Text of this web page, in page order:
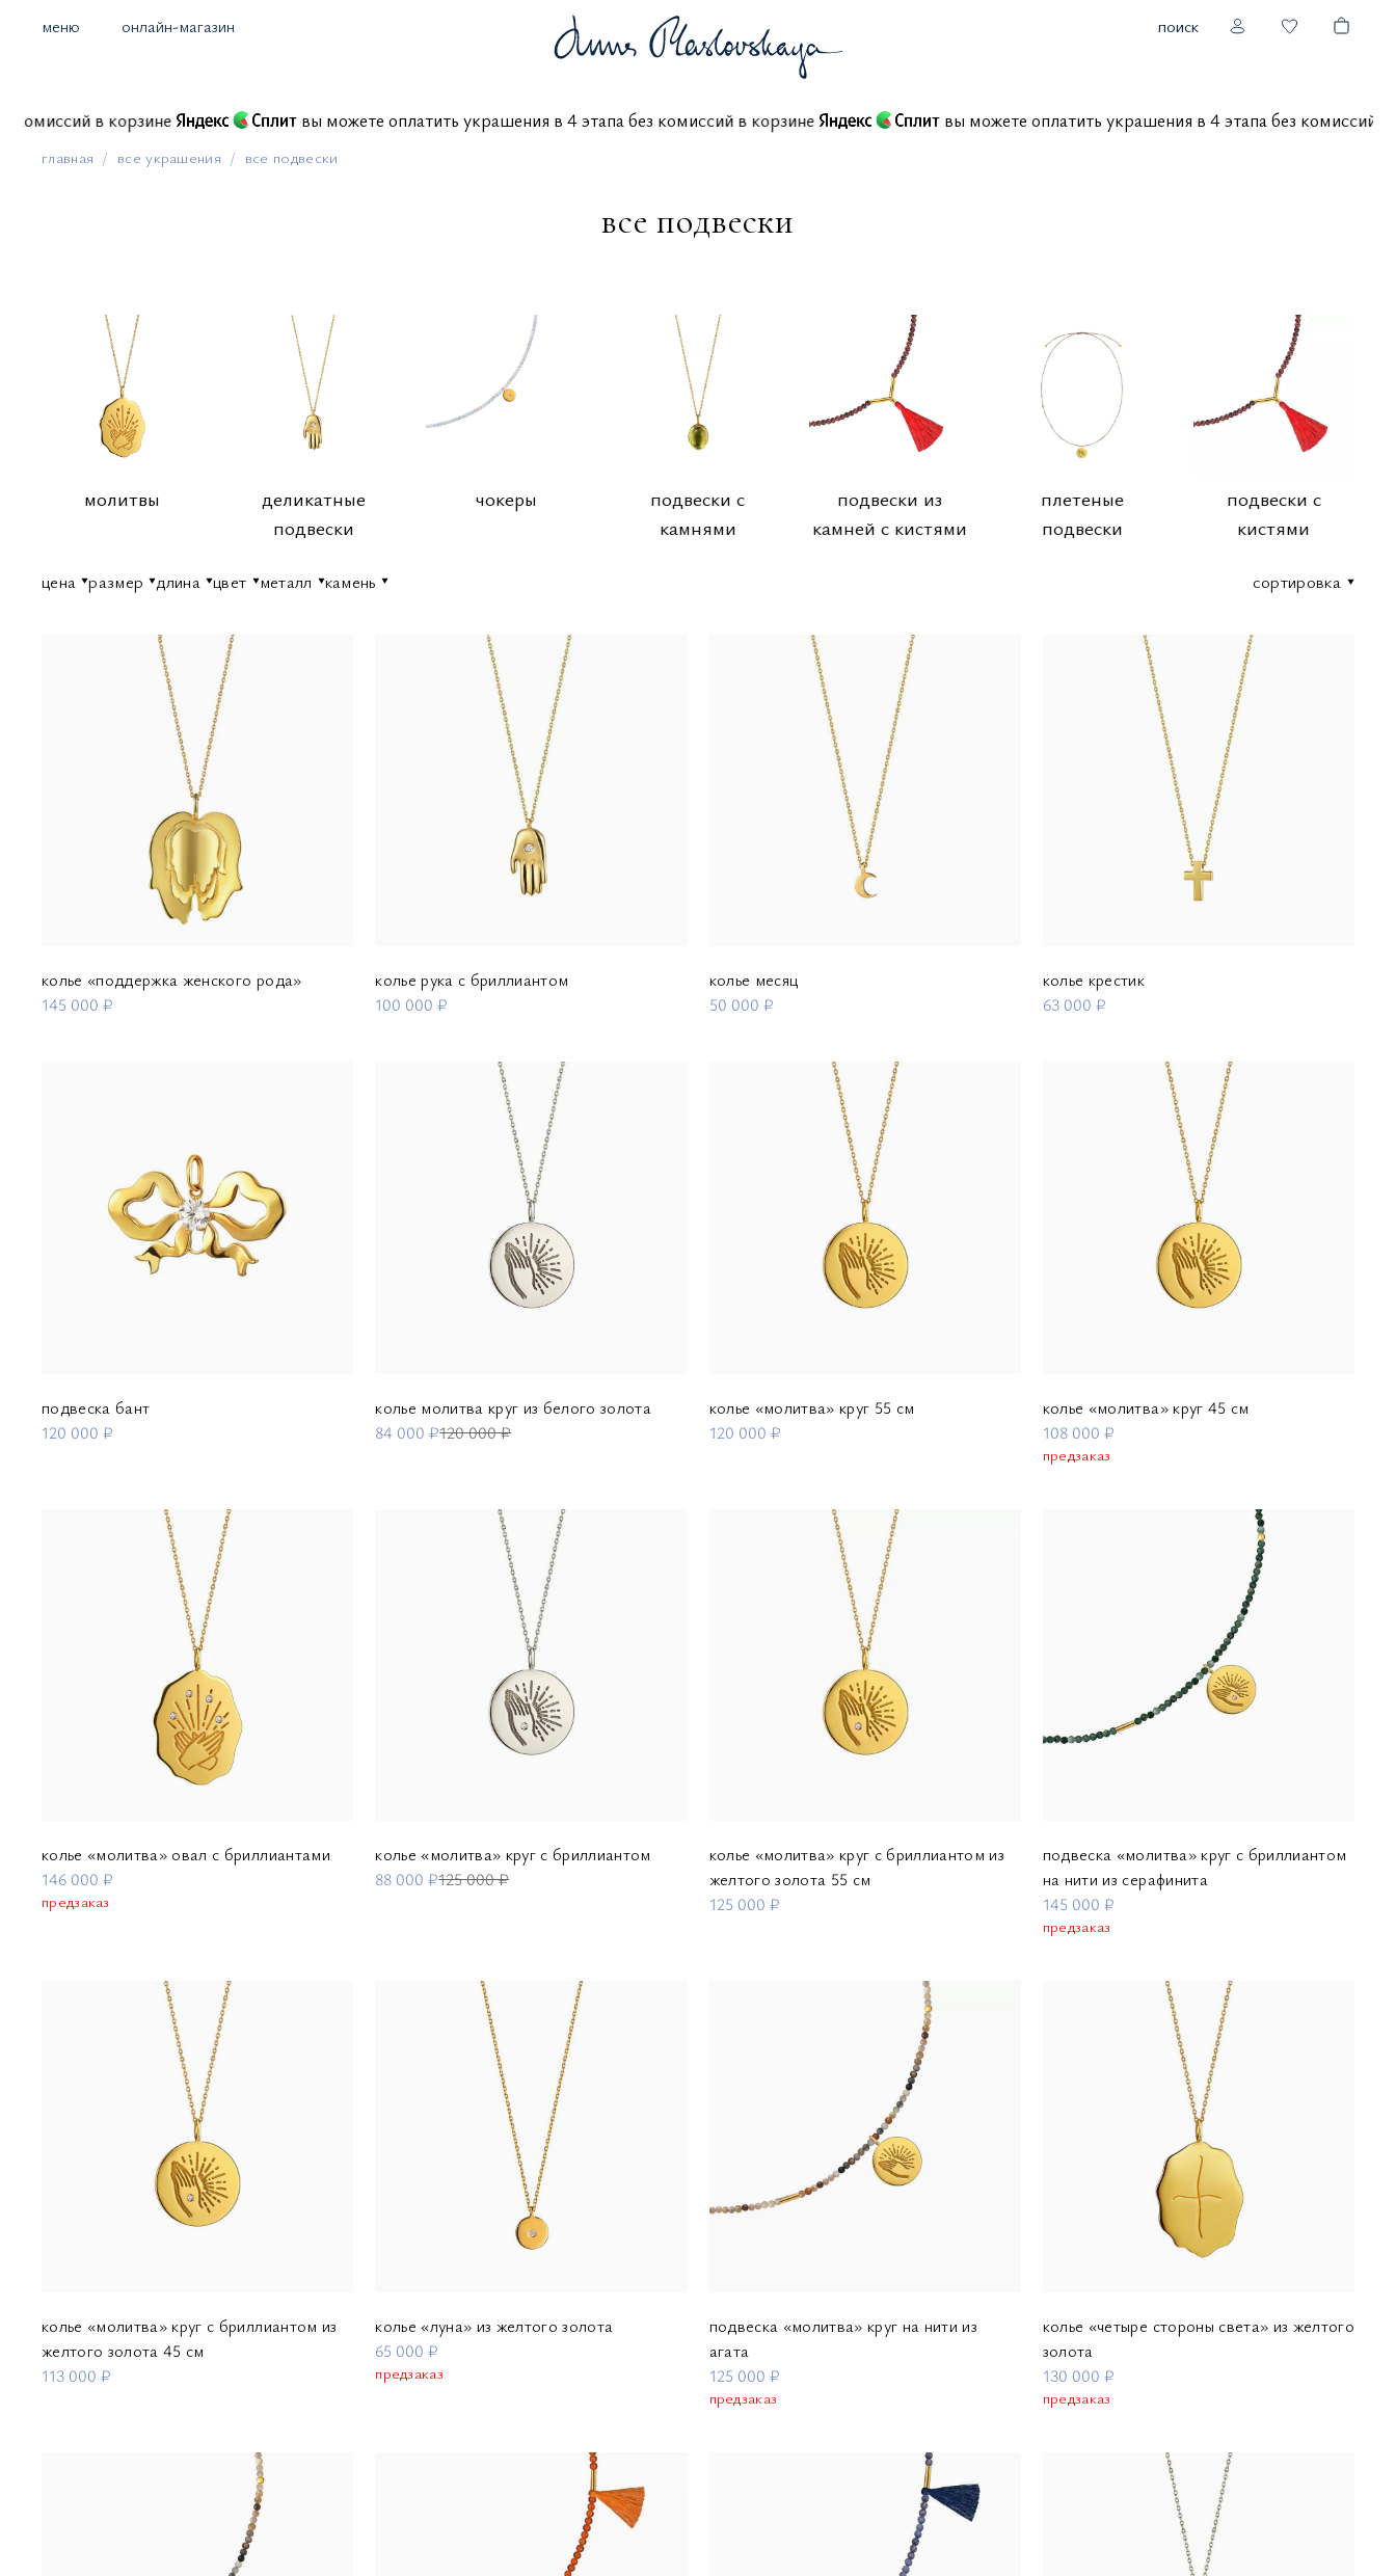
меню онлайн-магазин поиск
без комиссий в корзине вы можете оплатить украшения в 4 этапа без комиссий в корзине вы можете оплатить украшения в 4 этапа без
главная все украшения все подвески
все подвески
молитвы
деликатные
подвески
чокеры
подвески с
камнями
подвески из
камней с кистями
плетеные
подвески
подвески с
кистями
цена размер длина цвет металл камень
колье «поддержка женского рода»
145 000 ₽
колье рука с бриллиантом
100 000 ₽
колье месяц
50 000 ₽
колье крестик
63 000 ₽
подвеска бант
120 000 ₽
колье молитва круг из белого золота
84 000 ₽120 000 ₽
колье «молитва» круг 55 см
120 000 ₽
колье «молитва» круг 45 см
108 000 ₽
предзаказ
колье «молитва» овал с бриллиантами
146 000 ₽
предзаказ
колье «молитва» круг с бриллиантом
88 000 ₽125 000 ₽
колье «молитва» круг с бриллиантом из
желтого золота 55 см
125 000 ₽
подвеска «молитва» круг с бриллиантом
на нити из серафинита
145 000 ₽
предзаказ
колье «молитва» круг с бриллиантом из
желтого золота 45 см
113 000 ₽
колье «луна» из желтого золота
65 000 ₽
предзаказ
подвеска «молитва» круг на нити из
агата
125 000 ₽
предзаказ
колье «четыре стороны света» из желтого
золота
130 000 ₽
предзаказ